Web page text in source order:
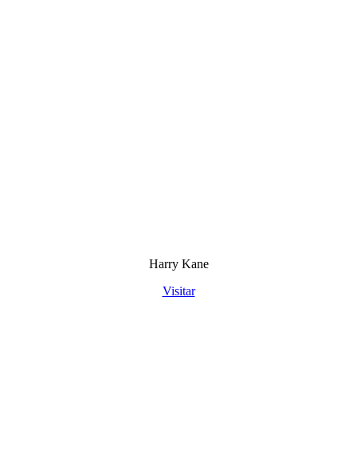
Harry Kane
Visitar